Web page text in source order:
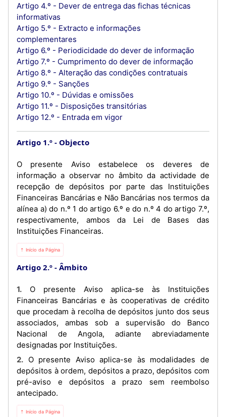
Artigo 4.º - Dever de entrega das fichas técnicas
informativas
Artigo 5.º - Extracto e informações
complementares
Artigo 6.º - Periodicidade do dever de informação
Artigo 7.º - Cumprimento do dever de informação
Artigo 8.º - Alteração das condições contratuais
Artigo 9.º - Sanções
Artigo 10.º - Dúvidas e omissões
Artigo 11.º - Disposições transitórias
Artigo 12.º - Entrada em vigor
Artigo 1.º Objecto
O presente Aviso estabelece os deveres de
informação a observar no âmbito da actividade de
recepção de depósitos por parte das Instituições
Financeiras Bancárias e Não Bancárias nos termos da
alínea a) do n.º 1 do artigo 6.º e do n.º 4 do artigo 7.º,
respectivamente, ambos da Lei de Bases das
Instituições Financeiras.
⇡ Início da Página
Artigo 2.º Âmbito
1. O presente Aviso aplica-se às Instituições
Financeiras Bancárias e às cooperativas de crédito
que procedam à recolha de depósitos junto dos seus
associados, ambas sob a supervisão do Banco
Nacional de Angola, adiante abreviadamente
designadas por Instituições.
2. O presente Aviso aplica-se às modalidades de
depósitos à ordem, depósitos a prazo, depósitos com
pré-aviso e depósitos a prazo sem reembolso
antecipado.
⇡ Início da Página